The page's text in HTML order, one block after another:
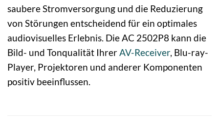
saubere Stromversorgung und die Reduzierung
von Störungen entscheidend für ein optimales
audiovisuelles Erlebnis. Die AC 2502P8 kann die
Bild- und Tonqualität IhrerAV-Receiver, Blu-ray-
Player, Projektoren und anderer Komponenten
positiv beeinflussen.